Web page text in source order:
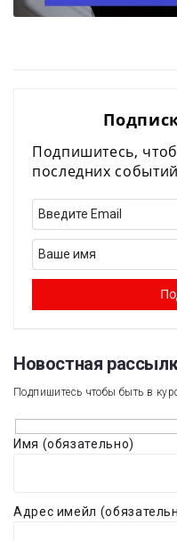
Подпишитесь,
последних событий
Новостная
Подпишитесь чтобы быть в
Имя (обязательно)
Адрес имейл